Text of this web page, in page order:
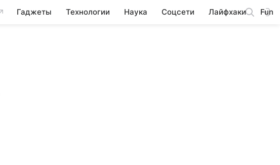
Гаджеты Технологии Наука Соцсети Лайфхаки Fun